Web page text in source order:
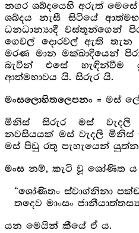
නගර ශබ්දයෙහි අරුත්
ශබ්දය නැසී සිටියේ
ධනධාන්‍යාදී වස්තූන්ගෙන්
ගෙවල් දොරවල් ඇති තැන
මරණ මාන මක්ඛාදියෙන්
බැවින් එසේ
ආත්මභාවය යි. සිරුර යි.
මංසලොහිතලෙපනං = මස්
මිනිස් සිරුර මස්
නවසියයක් මස් වැදලි
මස් පිඩු රතු පැහැයෙන්
මංස නම්, කැටි වූ ශෝණිත ය
“ශෝණිතං ස්වාග්නිනා
තදෙව මාංසං ජානීයාත්තස්‍ය
යන මෙයින් කීයේ ඒ ය.